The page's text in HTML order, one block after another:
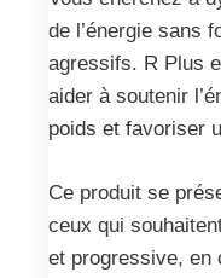
de l’énergie sans
agressifs. R Plus
aider à soutenir
poids et favoriser
Ce produit se
ceux qui
et progressive, en